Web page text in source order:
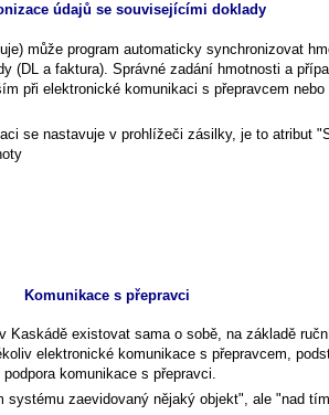
údajů se souvisejícími doklady
může program automaticky synchronizovat
(DL a faktura). Správné zadání hmotnosti a
při elektronické komunikaci s přepravcem
se nastavuje v prohlížeči zásilky, je to atribut
Komunikace s přepravci
Kaskádě existovat sama o sobě, na základě
elektronické komunikace s přepravcem,
komunikace s přepravci.
systému zaevidovaný nějaký objekt", ale "nad